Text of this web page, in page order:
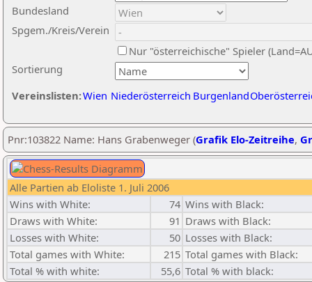
Sortierung
Bundesland
Spgem./Kreis/Verein
Nur "österreichische" Spieler
Vereinslisten:Wien Niederösterreich Burgenland
Pnr:103822 Name: Hans Grabenweger (Grafik Elo-Zeitreihe,
Alle Partien ab Eloliste 1. Juli 2006
Wins with White:
74 Wins with Black:
Draws with White:
91 Draws with Black:
Losses with White:
50 Losses with Black:
Total games with White:
215 Total games with Black:
Total % with white:
55,6 Total % with black: